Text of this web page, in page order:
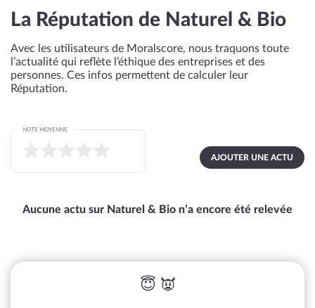
La Réputation de Naturel & Bio
Avec les utilisateurs de Moralscore, nous traquons toute
l’actualité qui reflète l’éthique des entreprises et des
personnes. Ces infos permettent de calculer leur
Réputation.
AJOUTER UNE ACTU
NOTE MOYENNE
Aucune actu sur Naturel & Bio n’a encore été relevée
😇 👿